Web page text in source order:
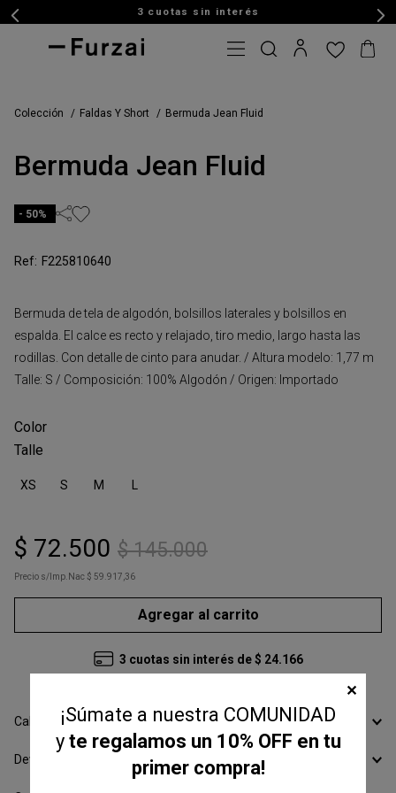
3 cuotas sin interés
Colección Faldas Y Short Bermuda Jean Fluid
Bermuda Jean Fluid
50%
F225810640
Bermuda de tela de algodón, bolsillos laterales y bolsillos en
espalda. El calce es recto y relajado, tiro medio, largo hasta las
rodillas. Con detalle de cinto para anudar. / Altura modelo: 1,77 m
Talle: S / Composición: 100% Algodón / Origen: Importado
Talle
XS S M
$ 72.500 $ 145.000
Precio s/Imp.Nac $ 59.917,36
Agregar al carrito
3 cuotas sin interés de$ 24.166
Calcular Envío
Devoluciones
¡Súmate a nuestra COMUNIDAD
y te regalamos un 10% OFF en tu
primer compra!
✕